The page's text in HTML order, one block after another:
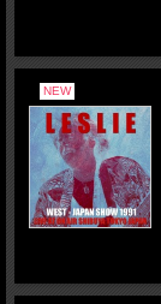
NEW